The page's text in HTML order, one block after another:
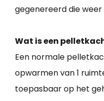
gegenereerd die
Wat is een
Een normale
opwarmen van 1
toepasbaar op het